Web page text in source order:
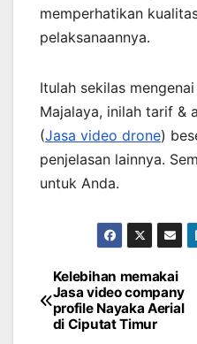
memperhatikan
pelaksanaannya.
Itulah sekilas
Majalaya, inilah tarif &
(Jasa video drone)
penjelasan lainnya.
untuk Anda.
Post
navigation
Kelebihan memakai
Jasa video company
profile Nayaka Aerial
di Ciputat Timur